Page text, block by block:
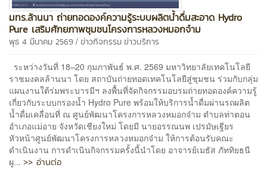
มทร.ล้านนา ถ่ายทอดองค์ความรู้ระบบผลิตน้ำดื่มสะอาด Hydro
Pure เสริมศักยภาพชุมชนโครงการหลวงหมอกจ๋าม
พุธ 4 มีนาคม 2569 / ข่าวกิจกรรมข่าวบริการ
ระหว่างวันที่ 18–20 กุมภาพันธ์ พ.ศ. 2569 มหาวิทยาลัยเทคโนโลยี
ราชมงคลล้านนา โดย สถาบันถ่ายทอดเทคโนโลยีสู่ชุมชน ร่วมกับกลุ่ม
แผนงานใต้ร่มพระบารมีฯ ลงพื้นที่จัดกิจกรรมอบรมถ่ายทอดองค์ความรู้
เกี่ยวกับระบบกรองน้ำ Hydro Pure พร้อมให้บริการน้ำดื่มผ่านรถผลิต
น้ำดื่มเคลื่อนที่ ณ ศูนย์พัฒนาโครงการหลวงหมอกจ๋าม ตำบลท่าตอน
อำเภอแม่อาย จังหวัดเชียงใหม่ โดยมี นายอรรณนพ เปรมัษเฐียร
หัวหน้าศูนย์พัฒนาโครงการหลวงหมอกจ๋าม ให้การต้อนรับคณะ
ดำเนินงาน การดำเนินกิจกรรมครั้งนี้นำโดย อาจารย์เมธัส ภัททิยธนี
ผู... >> อ่านต่อ